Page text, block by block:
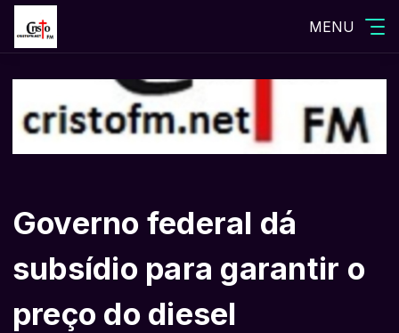
MENU
Governo federal dá
subsídio para garantir o
preço do diesel